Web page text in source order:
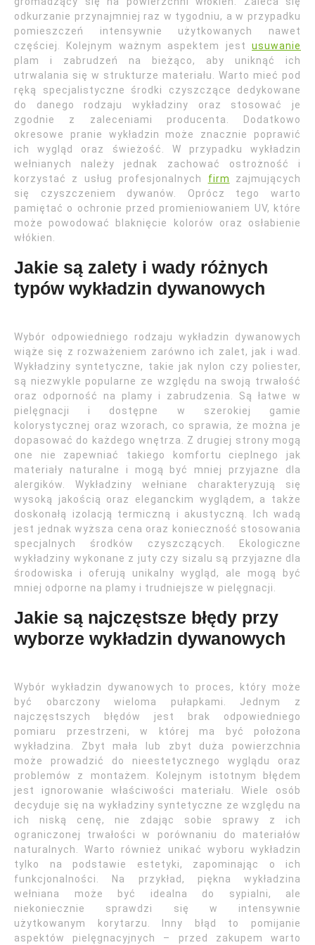
odkurzanie przynajmniej raz w tygodniu, a w przypadku
pomieszczeń intensywnie użytkowanych nawet
częściej. Kolejnym ważnym aspektem jest usuwanie
plam i zabrudzeń na bieżąco, aby uniknąć ich
utrwalania się w strukturze materiału. Warto mieć pod
ręką specjalistyczne środki czyszczące dedykowane
do danego rodzaju wykładziny oraz stosować je
zgodnie z zaleceniami producenta. Dodatkowo
okresowe pranie wykładzin może znacznie poprawić
ich wygląd oraz świeżość. W przypadku wykładzin
wełnianych należy jednak zachować ostrożność i
korzystać z usług profesjonalnych firm
zajmujących
się czyszczeniem dywanów. Oprócz tego warto
pamiętać o ochronie przed promieniowaniem UV, które
może powodować blaknięcie kolorów oraz osłabienie
włókien.
Jakie są zalety i wady różnych
typów wykładzin dywanowych
Wybór odpowiedniego rodzaju wykładzin dywanowych
wiąże się z rozważeniem zarówno ich zalet, jak i wad.
Wykładziny syntetyczne, takie jak nylon czy poliester,
są niezwykle popularne ze względu na swoją trwałość
oraz odporność na plamy i zabrudzenia. Są łatwe w
pielęgnacji i dostępne w szerokiej gamie
kolorystycznej oraz wzorach, co sprawia, że można je
dopasować do każdego wnętrza. Z drugiej strony mogą
one nie zapewniać takiego komfortu cieplnego jak
materiały naturalne i mogą być mniej przyjazne dla
alergików. Wykładziny wełniane charakteryzują się
wysoką jakością oraz eleganckim wyglądem, a także
doskonałą izolacją termiczną i akustyczną. Ich wadą
jest jednak wyższa cena oraz konieczność stosowania
specjalnych środków czyszczących. Ekologiczne
wykładziny wykonane z juty czy sizalu są przyjazne dla
środowiska i oferują unikalny wygląd, ale mogą być
mniej odporne na plamy i trudniejsze w pielęgnacji.
Jakie są najczęstsze błędy przy
wyborze wykładzin dywanowych
Wybór wykładzin dywanowych to proces, który może
być obarczony wieloma pułapkami. Jednym z
najczęstszych błędów jest brak odpowiedniego
pomiaru przestrzeni, w której ma być położona
wykładzina. Zbyt mała lub zbyt duża powierzchnia
może prowadzić do nieestetycznego wyglądu oraz
problemów z montażem. Kolejnym istotnym błędem
jest ignorowanie właściwości materiału. Wiele osób
decyduje się na wykładziny syntetyczne ze względu na
ich niską cenę, nie zdając sobie sprawy z ich
ograniczonej trwałości w porównaniu do materiałów
naturalnych. Warto również unikać wyboru wykładzin
tylko na podstawie estetyki, zapominając o ich
funkcjonalności. Na przykład, piękna wykładzina
wełniana może być idealna do sypialni, ale
niekoniecznie sprawdzi się w intensywnie
użytkowanym korytarzu. Inny błąd to pomijanie
aspektów pielęgnacyjnych – przed zakupem warto